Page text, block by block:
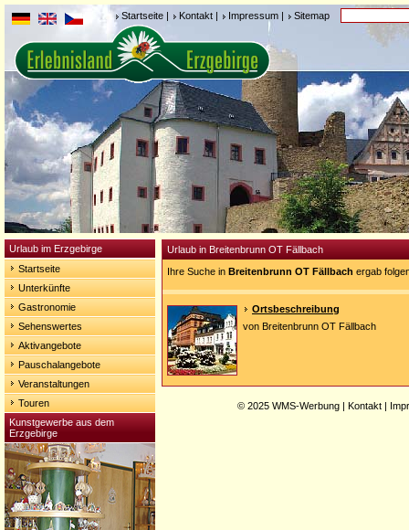
Startseite | Kontakt | Impressum | Sitemap
Urlaub im Erzgebirge
Startseite
Unterkünfte
Gastronomie
Sehenswertes
Aktivangebote
Pauschalangebote
Veranstaltungen
Touren
Kunstgewerbe aus dem
Erzgebirge
Urlaub in Breitenbrunn OT Fällbach
Ihre Suche in Breitenbrunn OT Fällbach ergab
Ortsbeschreibung
von Breitenbrunn OT Fällbach
© 2025 WMS-Werbung | Kontakt |